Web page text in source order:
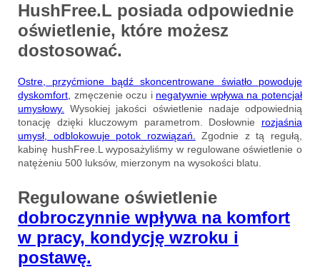
HushFree.L posiada odpowiednie
oświetlenie, które możesz
dostosować.
Ostre, przyćmione bądź skoncentrowane światło powoduje
dyskomfort, zmęczenie oczu i negatywnie wpływa na potencjał
umysłowy.
Wysokiej jakości oświetlenie nadaje odpowiednią
tonację dzięki kluczowym parametrom. Dosłownie rozjaśnia
umysł, odblokowuje potok rozwiązań.
Zgodnie z tą regułą,
kabinę hushFree.L wyposażyliśmy w regulowane oświetlenie o
natężeniu 500 luksów, mierzonym na wysokości blatu.
Regulowane oświetlenie
dobroczynnie wpływa na komfort
w pracy, kondycję wzroku i
postawę.